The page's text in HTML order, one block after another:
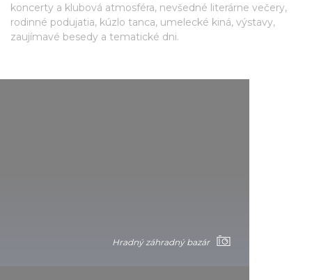
koncerty a klubová atmosféra, nevšedné literárne večery,
rodinné podujatia, kúzlo tanca, umelecké kiná, výstavy,
zaujímavé besedy a tematické dni.
Hradný záhradný bazár